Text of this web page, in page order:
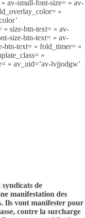
av-small-font-size= » av-
»
size-btn-text= » av-
size-btn-text= » av-
btn-text= » fold_timer= »
»
» av_uid=’av-lvjjodgw’
de
manifestation des
Ils vont manifester pour
contre la surcharge